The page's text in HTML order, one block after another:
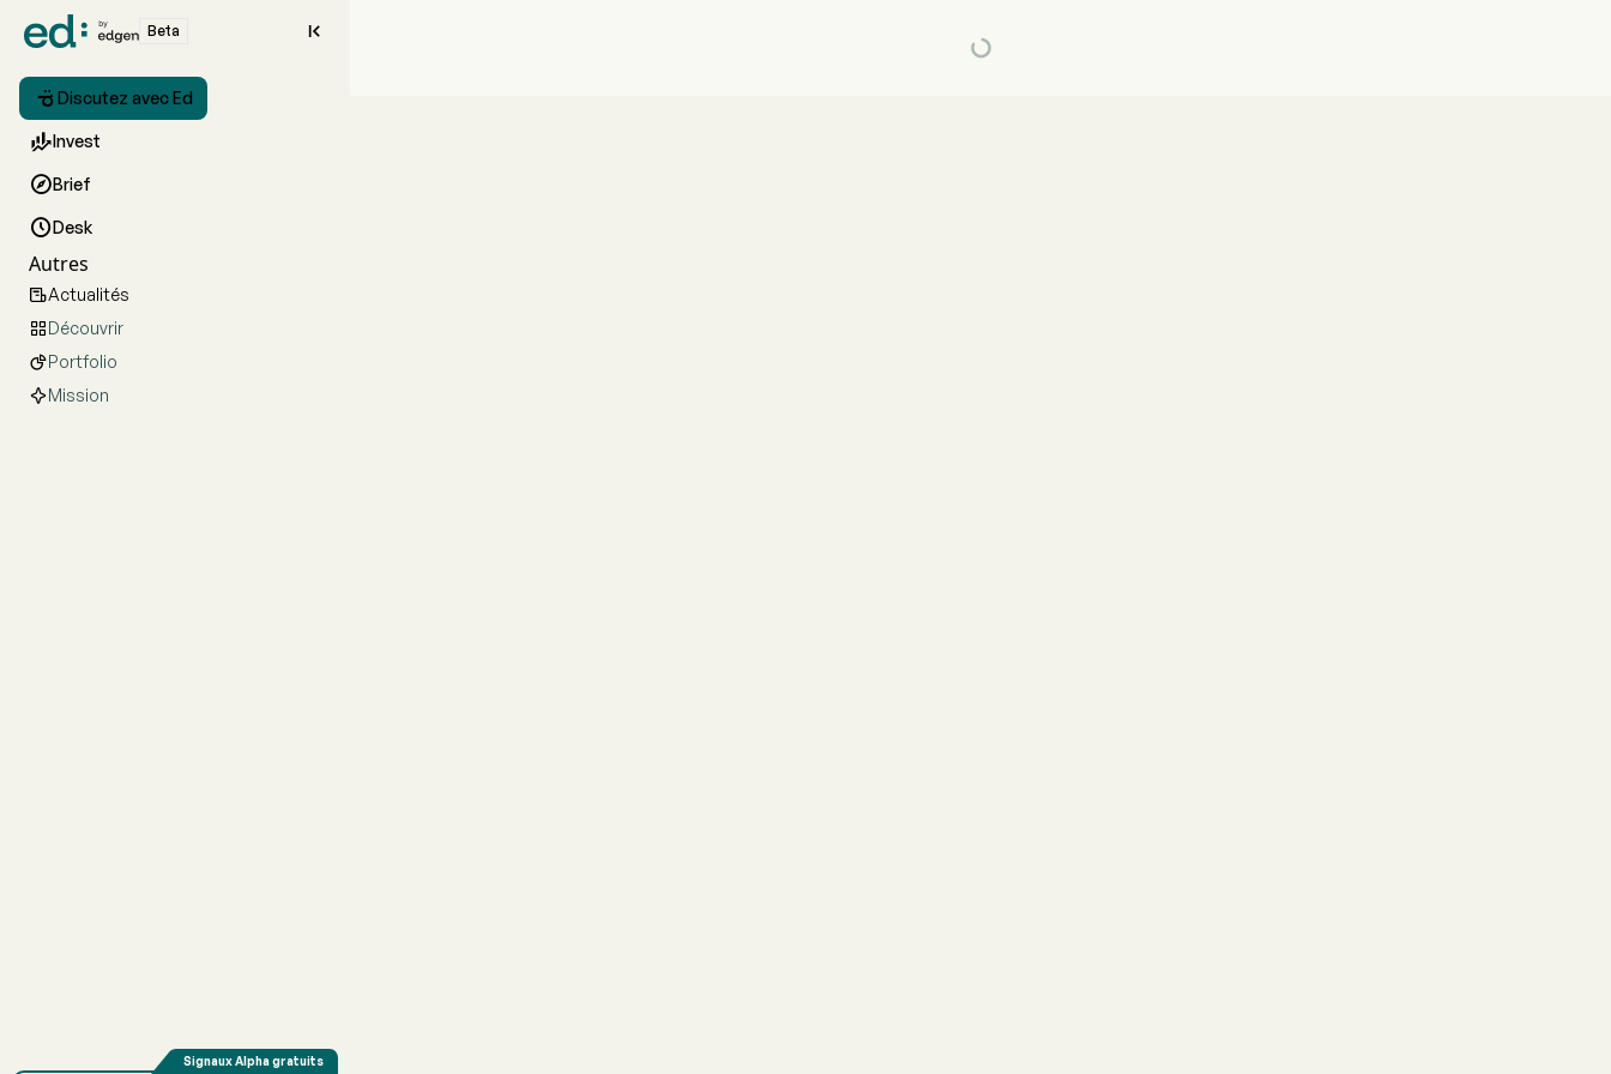
Beta 
 Discutez avec Ed
Invest
Brief
Desk
Autres
Actualités
Découvrir
Portfolio
Mission